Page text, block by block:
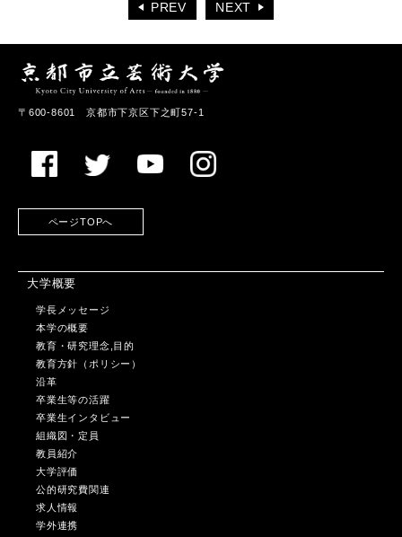
PREV NEXT
〒600-8601 京都市下京区下之町57-1
ページTOPへ
大学概要
学長メッセージ
本学の概要
教育・研究理念,目的
教育方針（ポリシー）
沿革
卒業生等の活躍
卒業生インタビュー
組織図・定員
教員紹介
大学評価
公的研究費関連
求人情報
学外連携